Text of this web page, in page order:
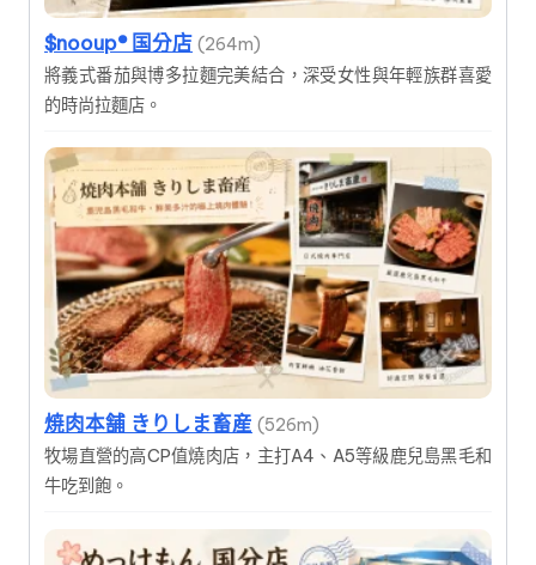
$nooup®︎ 国分店 (264m)
將義式番茄與博多拉麵完美結合，深受女性與年輕族群喜愛
的時尚拉麵店。
焼肉本舗 きりしま畜産 (526m)
牧場直營的高CP值燒肉店，主打A4、A5等級鹿兒島黑毛和
牛吃到飽。